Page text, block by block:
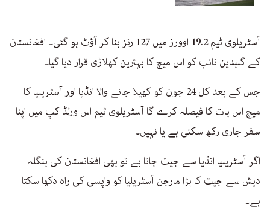
آسٹریلوی ٹیم 19.2 اوورز میں 127 رنز بنا کر آؤٹ ہو گئی۔ افغانستان
کے گلبدین نائب کو اس میچ کا بہترین کھلاڑی قرار دیا گیا۔
جس کے بعد کل 24 جون کو کھیلا جانے والا انڈیا اور آسٹریلیا کا
میچ اس بات کا فیصلہ کرے گا آسٹریلوی ٹیم اس ورلڈ کپ میں اپنا
سفر جاری رکھ سکتی ہے یا نہیں۔
اگر آسٹریلیا انڈیا سے جیت جاتا ہے تو بھی افغانستان کی بنگلہ
دیش سے جیت کا بڑا مارجن آسٹریلیا کو واپسی کی راہ دکھا سکتا
ہے۔